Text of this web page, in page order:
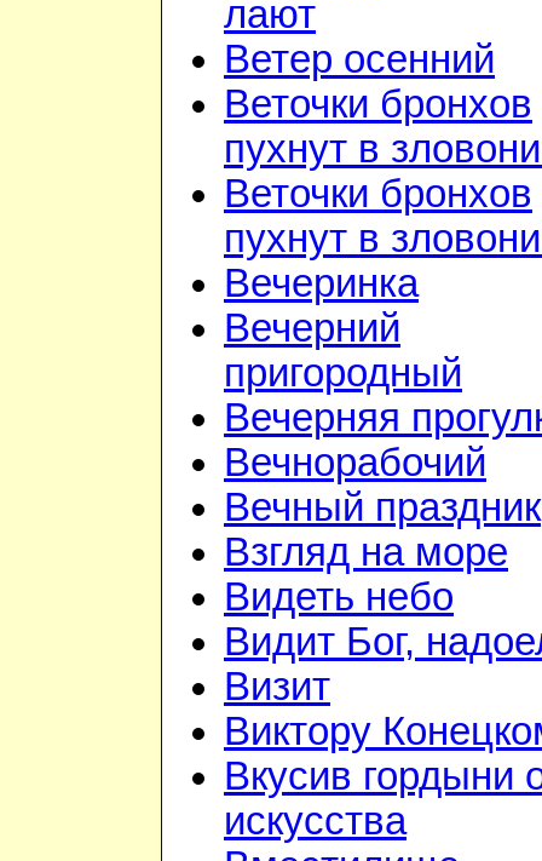
лают
Ветер осенний
Веточки бронхов
пухнут в
Веточки бронхов
пухнут в
Вечеринка
Вечерний
пригородный
Вечерняя
Вечнорабочий
Вечный праздник
Взгляд на море
Видеть небо
Видит Бог,
Визит
Виктору
Вкусив гордыни
искусства